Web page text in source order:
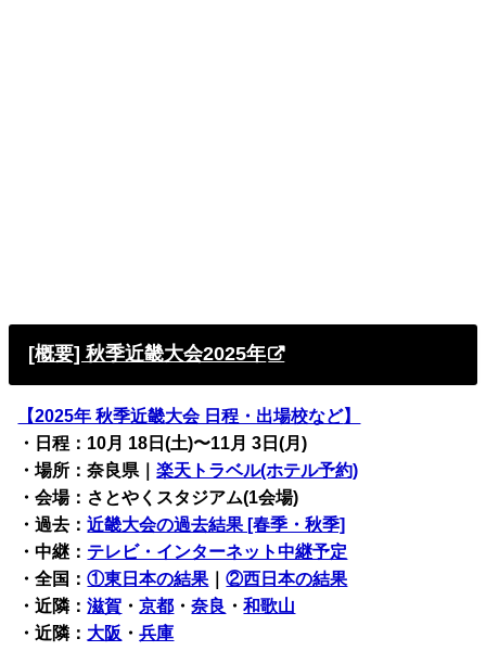
[概要] 秋季近畿大会2025年
【2025年 秋季近畿大会 日程・出場校など】
・日程：10月 18日(土)〜11月 3日(月)
・場所：奈良県 ｜楽天トラベル(ホテル予約)
・会場：さとやくスタジアム(1会場)
・過去：近畿大会の過去結果 [春季・秋季]
・中継： テレビ・インターネット中継予定
・全国：①東日本の結果 ｜②西日本の結果
・近隣：滋賀 ・京都 ・奈良 ・和歌山
・近隣： 大阪 ・兵庫